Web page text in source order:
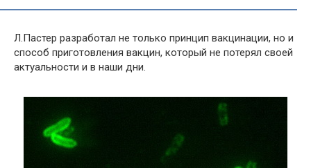
Л.Пастер разработал не только принцип вакцинации, но и
способ приготовления вакцин, который не потерял своей
актуальности и в наши дни.